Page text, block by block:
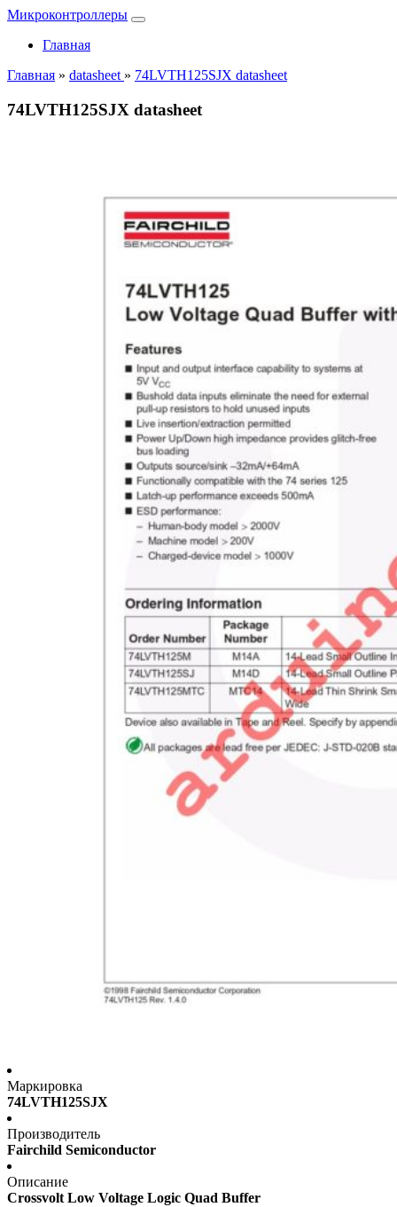
Микроконтроллеры
Главная
Главная » datasheet » 74LVTH125SJX datasheet
74LVTH125SJX datasheet
Маркировка
74LVTH125SJX
Производитель
Fairchild Semiconductor
Описание
Crossvolt Low Voltage Logic Quad Buffer